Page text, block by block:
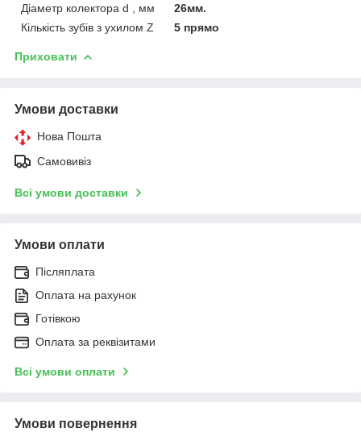
Діаметр колектора d , мм
26мм.
Кількість зубів з ухилом Z
5 прямо
Приховати
Умови доставки
Нова Пошта
Самовивіз
Всі умови доставки
Умови оплати
Післяплата
Оплата на рахунок
Готівкою
Оплата за реквізитами
Всі умови оплати
Умови повернення